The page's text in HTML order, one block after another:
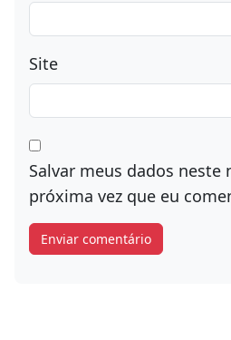
Site
Salvar meus dados neste
próxima vez que eu